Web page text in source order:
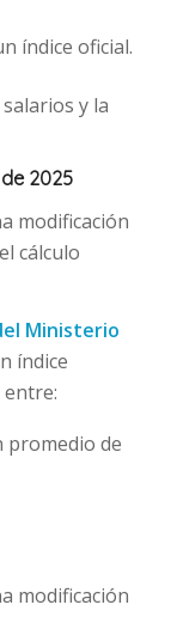
índice oficial.
y la
2025
modificación
cálculo
Ministerio
índice
promedio de
modificación